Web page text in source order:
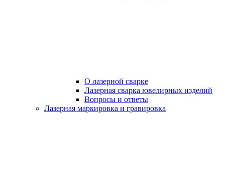
О лазерной сварке
Лазерная сварка ювелирных изделий
Вопросы и ответы
Лазерная маркировка и гравировка